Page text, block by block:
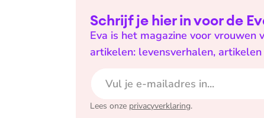
Schrijf je hier in voor de
Eva is het magazine voor vrouwen
artikelen: levensverhalen,
Lees onze privacyverklaring.